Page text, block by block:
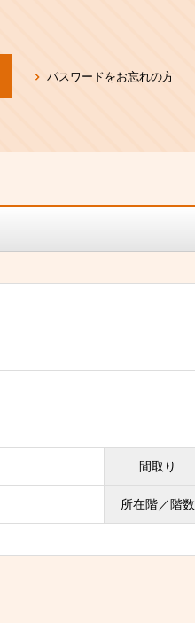
パスワードをお忘れの方
間取り
所在階／階数